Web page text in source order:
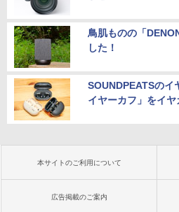
鳥肌ものの「
した！
SOUNDPEATSのイ
イヤーカフ」をイ
本サイトのご利用について
広告掲載のご案内